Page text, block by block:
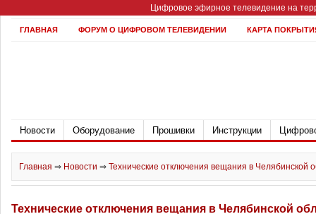
Цифровое эфирное телевидение на
ГЛАВНАЯ ФОРУМ О ЦИФРОВОМ ТЕЛЕВИДЕНИИ КАРТА
Новости Оборудование Прошивки Инструкции
Главная ⇒ Новости ⇒ Технические отключения вещания в Челябинской
Технические отключения вещания в Челябинской